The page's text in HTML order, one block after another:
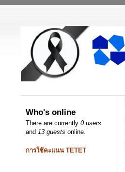
Who's online
There are currently0 users
and 13 guests online.
การใช้คะแนน TETET